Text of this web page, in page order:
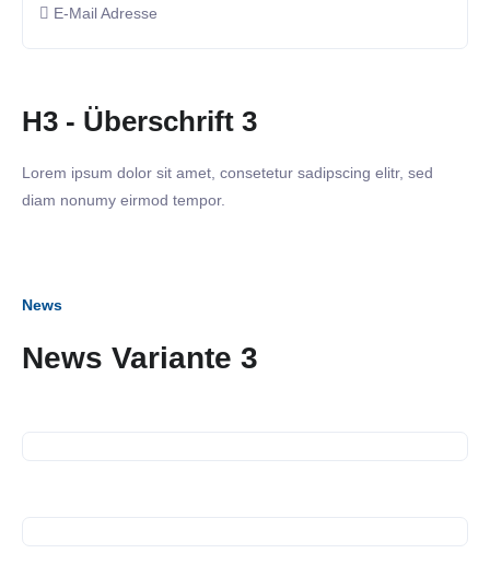
E-Mail Adresse
H3 - Überschrift 3
Lorem ipsum dolor sit amet, consetetur sadipscing elitr, sed
diam nonumy eirmod tempor.
News
News Variante 3